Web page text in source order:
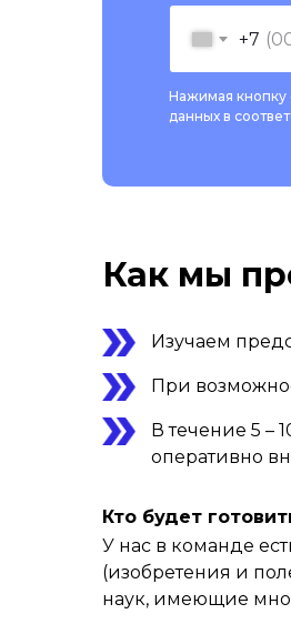
+7
Нажимая кнопку
данных в
Как мы
Изучаем
При
В течение 5 –
оперативно
Кто будет
У нас в команде
(изобретения и
наук, имеющие